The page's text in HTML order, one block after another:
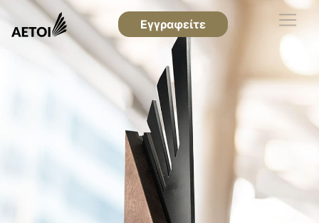
Εγγραφείτε